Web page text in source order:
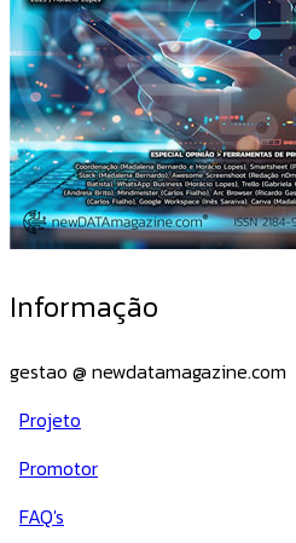
Informação
gestao @ newdatamagazine.com
Projeto
Promotor
FAQ's